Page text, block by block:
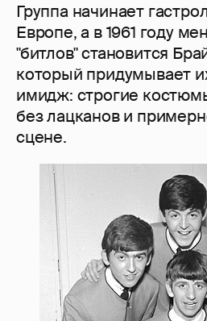
Группа начинает
Европе, а в 1961 году
"битлов" становится
который придумывает
имидж: строгие
без лацканов и
сцене.